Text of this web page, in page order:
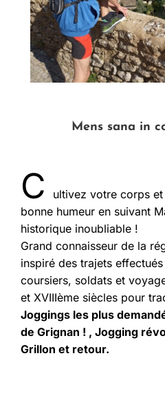
Mens sana in
C
ultivez votre corps
bonne humeur en suivant
historique inoubliable !
Grand connaisseur de la
inspiré des trajets
coursiers, soldats et
et XVIIIème siècles pour
Joggings les plus
de Grignan ! , Jogging
Grillon et retour.